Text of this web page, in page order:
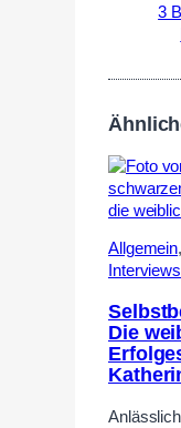
3
Allgemein,
Interviews
Die